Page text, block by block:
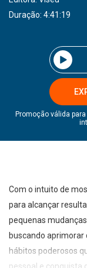
Duração: 4:41:19
Promoção válida
Com o intuito de
para alcançar
pequenas
buscando
hábitos poderosos